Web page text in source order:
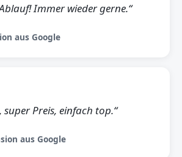
Immer wieder gerne.“
aus Google
super Preis, einfach top.“
aus Google